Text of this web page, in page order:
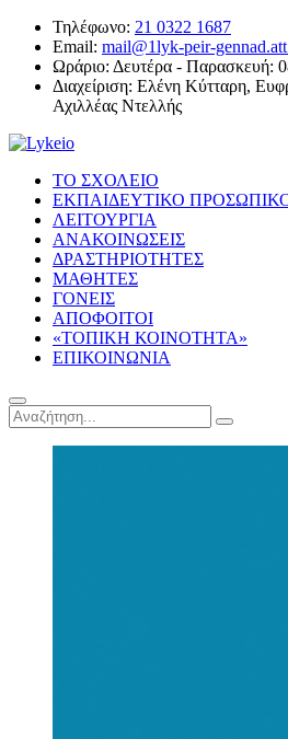
Τηλέφωνο: 21 0322 1687
Email: mail@1lyk-peir-
Ωράριο: Δευτέρα - Παρασκευή:
Διαχείριση: Ελένη Κύτταρη,
Αχιλλέας Ντελλής
ΤΟ ΣΧΟΛΕΙΟ
ΕΚΠΑΙΔΕΥΤΙΚΟ
ΛΕΙΤΟΥΡΓΙΑ
ΑΝΑΚΟΙΝΩΣΕΙΣ
ΔΡΑΣΤΗΡΙΟΤΗΤΕΣ
ΜΑΘΗΤΕΣ
ΓΟΝΕΙΣ
ΑΠΟΦΟΙΤΟΙ
«ΤΟΠΙΚΗ ΚΟΙΝΟΤΗΤΑ»
ΕΠΙΚΟΙΝΩΝΙΑ